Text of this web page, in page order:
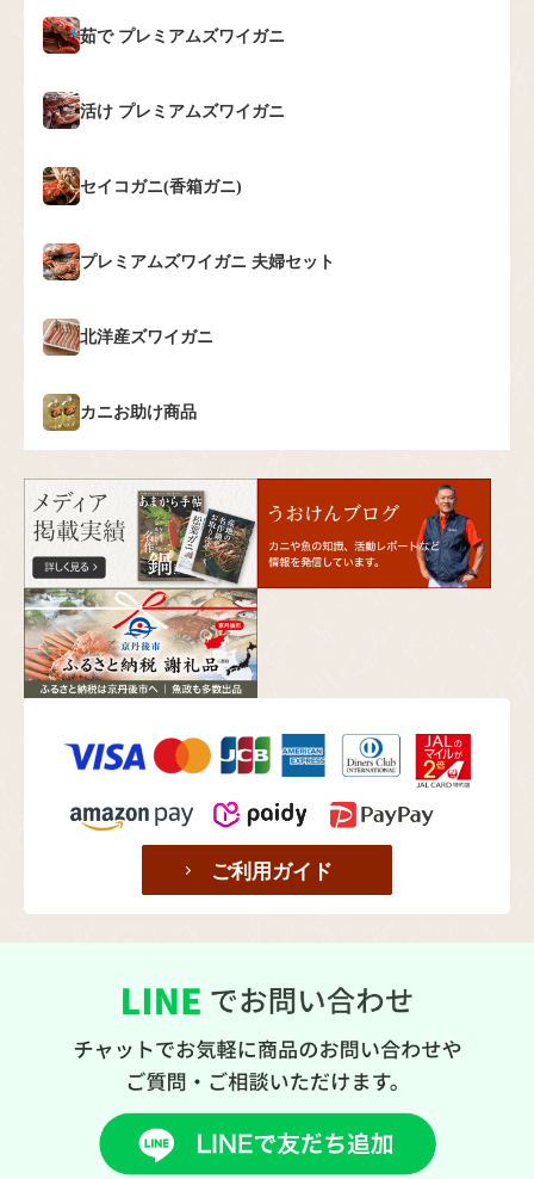
茹で プレミアムズワイガニ
活け プレミアムズワイガニ
セイコガニ(香箱ガニ)
プレミアムズワイガニ 夫婦セット
北洋産ズワイガニ
カニお助け商品
ご利用ガイド